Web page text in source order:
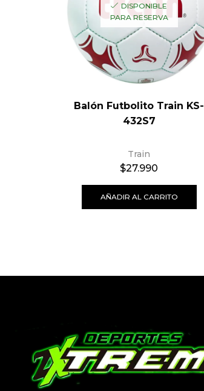
DISPONIBLE
PARA RESERVA
Balón Futbolito Train KS-
432S7
Train
$27.990
AÑADIR AL CARRITO